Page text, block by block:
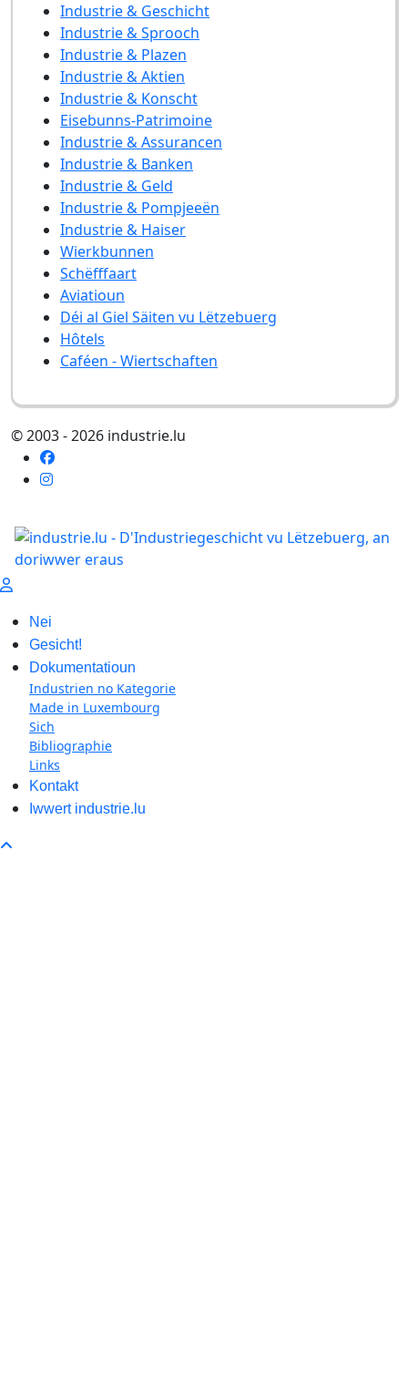
Industrie & Geschicht
Industrie & Sprooch
Industrie & Plazen
Industrie & Aktien
Industrie & Konscht
Eisebunns-Patrimoine
Industrie & Assurancen
Industrie & Banken
Industrie & Geld
Industrie & Pompjeeën
Industrie & Haiser
Wierkbunnen
Schëfffaart
Aviatioun
Déi al Giel Säiten vu Lëtzebuerg
Hôtels
Caféen - Wiertschaften
© 2003 - 2026 industrie.lu
Nei
Gesicht!
Dokumentatioun
Industrien no Kategorie
Made in Luxembourg
Sich
Bibliographie
Links
Kontakt
Iwwert industrie.lu